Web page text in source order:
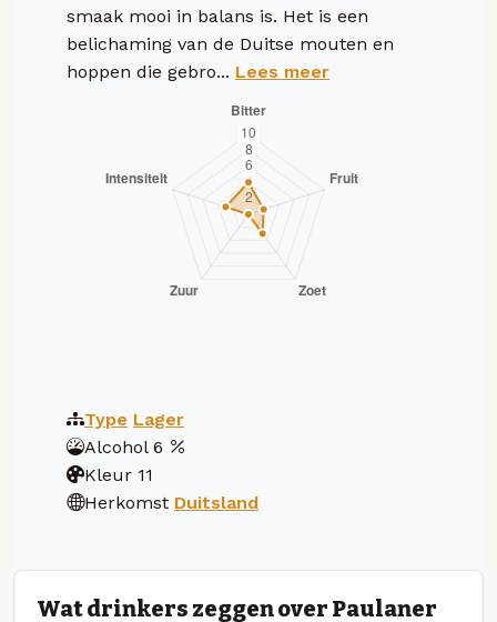
smaak mooi in balans is. Het is een
belichaming van de Duitse mouten en
hoppen die gebro... Lees meer
Type Lager
Alcohol 6
Kleur 11
Herkomst Duitsland
Wat drinkers zeggen over Paulaner